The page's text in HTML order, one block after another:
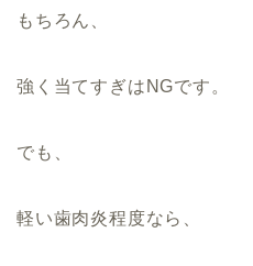
もちろん、
強く当てすぎはNGです。
でも、
軽い歯肉炎程度なら、